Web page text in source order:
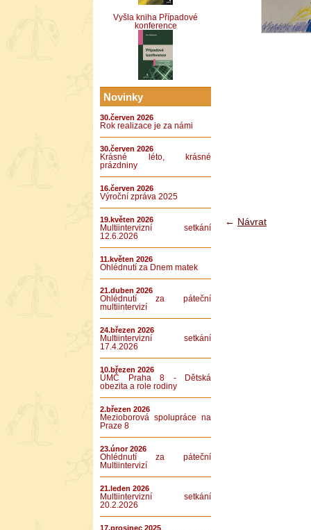
Vyšla kniha Případové
konference
Novinky
30.červen 2026
Rok realizace je za námi
30.červen 2026
Krásné léto, krásné
prázdniny
16.červen 2026
Výroční zpráva 2025
19.květen 2026
Multiintervizní setkání
12.6.2026
11.květen 2026
Ohlédnutí za Dnem matek
21.duben 2026
Ohlédnutí za páteční
multiintervizí
24.březen 2026
Multiintervizní setkání
17.4.2026
10.březen 2026
ÚMČ Praha 8 - Dětská
obezita a role rodiny
2.březen 2026
Mezioborová spolupráce na
Praze 8
23.únor 2026
Ohlédnutí za páteční
Multiintervizí
21.leden 2026
Multiintervizní setkání
20.2.2026
17.prosinec 2025
← Návrat